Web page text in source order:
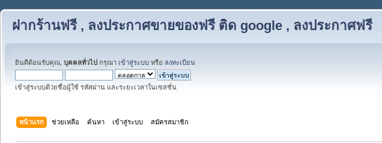
ฝากร้านฟรี , ลงประกาศขายของฟรี ติด google , ลงประกาศฟรี
ยินดีต้อนรับคุณ, บุคคลทั่วไป กรุณา เข้าสู่ระบบ หรือ ลงทะเบียน
เข้าสู่ระบบด้วยชื่อผู้ใช้ รหัสผ่าน และระยะเวลาในเซสชั่น
หน้าแรก ช่วยเหลือ ค้นหา เข้าสู่ระบบ สมัครสมาชิก